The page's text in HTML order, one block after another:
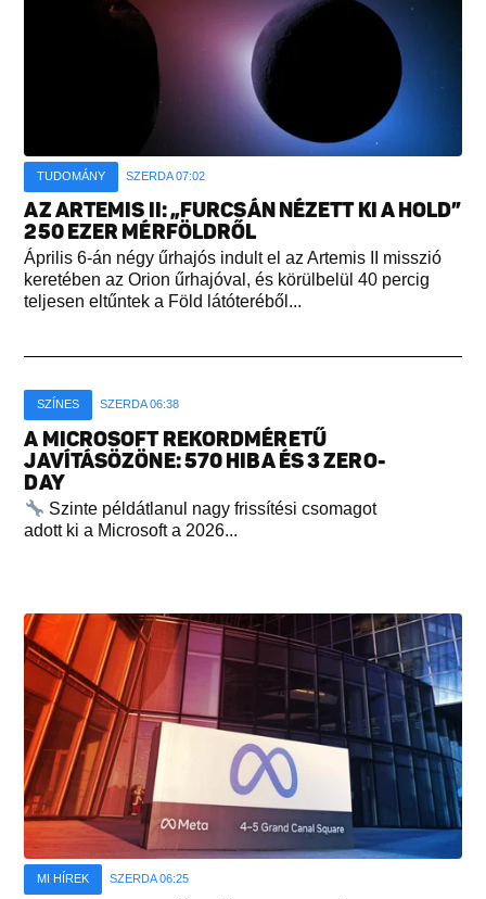
TUDOMÁNY SZERDA 07:02
AZ ARTEMIS II: „FURCSÁN NÉZETT KI A HOLD”
250 EZER MÉRFÖLDRŐL
Április 6-án négy űrhajós indult el az Artemis II misszió
keretében az Orion űrhajóval, és körülbelül 40 percig
teljesen eltűntek a Föld látóteréből...
SZÍNES SZERDA 06:38
A MICROSOFT REKORDMÉRETŰ
JAVÍTÁSÖZÖNE: 570 HIBA ÉS 3 ZERO-
DAY
Szinte példátlanul nagy frissítési csomagot
adott ki a Microsoft a 2026...
MI HÍREK SZERDA 06:25